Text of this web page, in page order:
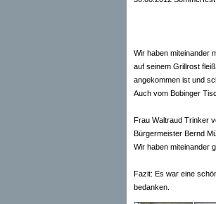
Wir haben miteinander
auf seinem Grillrost
angekommen ist und
Auch vom Bobinger
Frau Waltraud Trinker
Bürgermeister Bernd
Wir haben miteinander
Fazit: Es war eine
bedanken.